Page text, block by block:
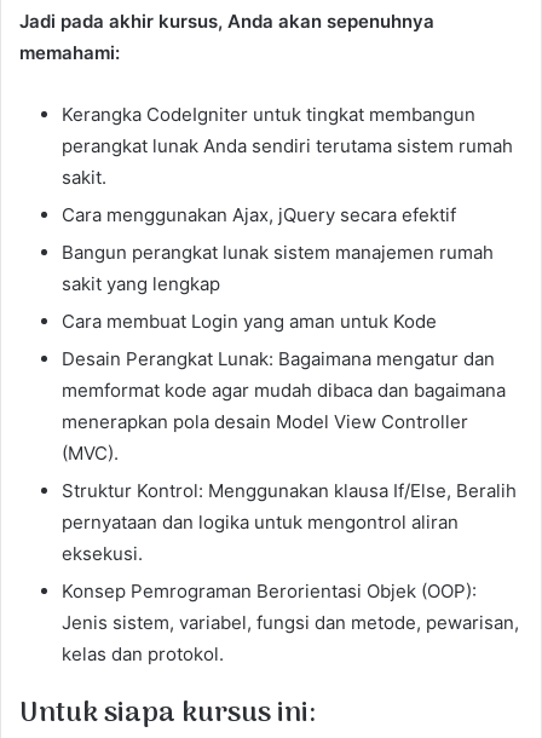
Jadi pada akhir kursus, Anda akan sepenuhnya
memahami:
Kerangka CodeIgniter untuk tingkat membangun
perangkat lunak Anda sendiri terutama sistem rumah
sakit.
Cara menggunakan Ajax, jQuery secara efektif
Bangun perangkat lunak sistem manajemen rumah
sakit yang lengkap
Cara membuat Login yang aman untuk Kode
Desain Perangkat Lunak: Bagaimana mengatur dan
memformat kode agar mudah dibaca dan bagaimana
menerapkan pola desain Model View Controller
(MVC).
Struktur Kontrol: Menggunakan klausa If/Else, Beralih
pernyataan dan logika untuk mengontrol aliran
eksekusi.
Konsep Pemrograman Berorientasi Objek (OOP):
Jenis sistem, variabel, fungsi dan metode, pewarisan,
kelas dan protokol.
Untuk siapa kursus ini: